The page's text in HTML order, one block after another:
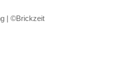
| ©Brickzeit